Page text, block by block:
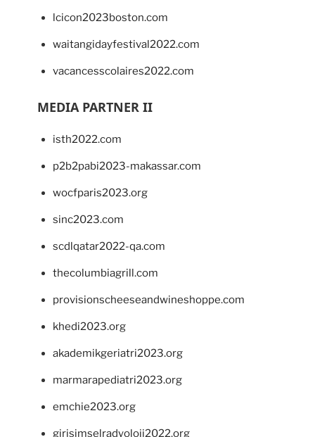
lcicon2023boston.com
waitangidayfestival2022.com
vacancesscolaires2022.com
MEDIA PARTNER II
isth2022.com
p2b2pabi2023-makassar.com
wocfparis2023.org
sinc2023.com
scdlqatar2022-qa.com
thecolumbiagrill.com
provisionscheeseandwineshoppe.com
khedi2023.org
akademikgeriatri2023.org
marmarapediatri2023.org
emchie2023.org
girisimselradyoloji2022.org